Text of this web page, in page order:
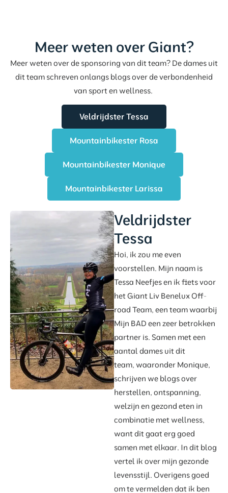
Meer weten over Giant?
Meer weten over de sponsoring van dit team? De dames uit
dit team schreven onlangs blogs over de verbondenheid
van sport en wellness.
Veldrijdster Tessa
Mountainbikester Rosa
Mountainbikester Monique
Mountainbikester Larissa
Veldrijdster
Tessa
Hoi, ik zou me even
voorstellen. Mijn naam is
Tessa Neefjes en ik fiets voor
het Giant Liv Benelux Off-
road Team, een team waarbij
Mijn BAD een zeer betrokken
partner is. Samen met een
aantal dames uit dit
team, waaronder Monique,
schrijven we blogs over
herstellen, ontspanning,
welzijn en gezond eten in
combinatie met wellness,
want dit gaat erg goed
samen met elkaar. In dit blog
vertel ik over mijn gezonde
levensstijl. Overigens goed
om te vermelden dat ik ben